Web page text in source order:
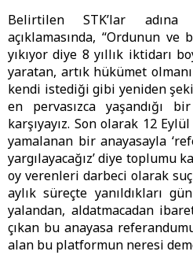
Belirtilen STK’lar
açıklamasında, “Ordunun
yıkıyor diye 8 yıllık iktidarı
yaratan, artık hükümet
kendi istediği gibi yeniden
en pervasızca yaşandığı
karşıyayız. Son olarak 12
yamalanan bir anayasayla
yargılayacağız’ diye toplumu
oy verenleri darbeci olarak
aylık süreçte yanıldıkları
yalandan, aldatmacadan
çıkan bu anayasa
alan bu platformun neresi